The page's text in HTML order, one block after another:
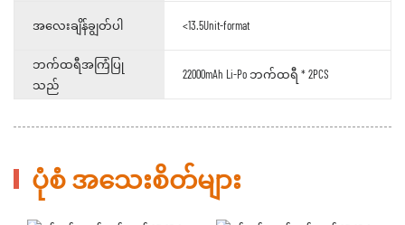
အလေးချိန်ချွတ်ပါ <13.5Unit-format
ဘက်ထရီအကြံပြု
သည်
22000mAh Li-Po ဘက်ထရီ * 2PCS
ပုံစံ အသေးစိတ်များ